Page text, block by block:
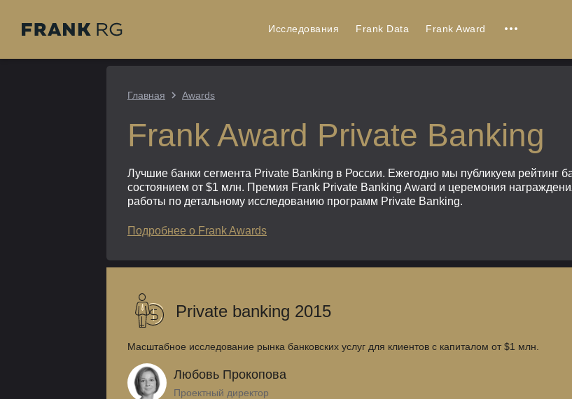
Исследования Frank Data Frank Award
Главная Awards
Frank Award Private Banking
Лучшие банки сегмента Private Banking в России. Ежегодно мы публикуем рейтинг
состоянием от $1 млн. Премия Frank Private Banking Award и церемония
работы по детальному исследованию программ Private Banking.
Подробнее о Frank Awards
Private banking 2015
Масштабное исследование рынка банковских услуг для клиентов с капиталом от $1 млн.
Любовь Прокопова
Проектный директор